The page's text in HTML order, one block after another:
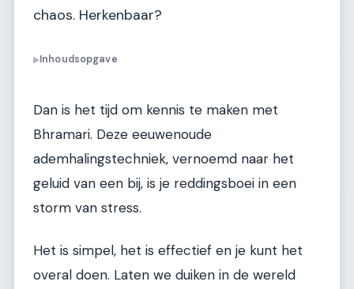
chaos. Herkenbaar?
▶Inhoudsopgave
Dan is het tijd om kennis te maken met
Bhramari. Deze eeuwenoude
ademhalingstechniek, vernoemd naar het
geluid van een bij, is je reddingsboei in een
storm van stress.
Het is simpel, het is effectief en je kunt het
overal doen. Laten we duiken in de wereld